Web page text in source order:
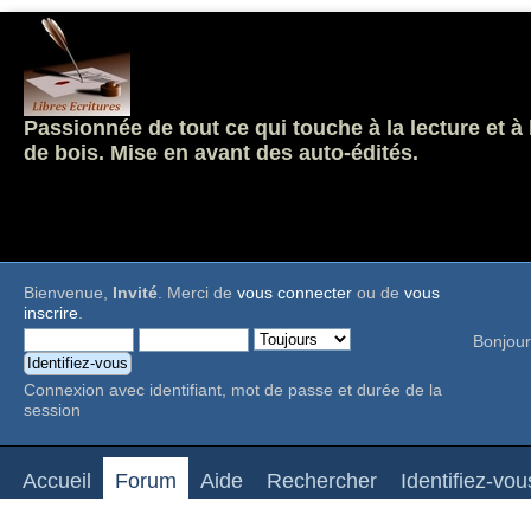
Passionnée de tout ce qui touche à la lecture et
de bois. Mise en avant des auto-édités.
Bienvenue, Invité. Merci de vous connecter ou de vous
inscrire.
Connexion avec identifiant, mot de passe et durée de la
session
Accueil Forum Aide Rechercher Identifiez-